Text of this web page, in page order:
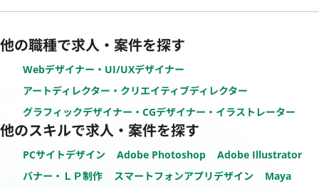
他の職種で求人・案件を探す
Webデザイナー・UI/UXデザイナー
アートディレクター・クリエイティブディレクター
グラフィックデザイナー・CGデザイナー・イラストレーター
他のスキルで求人・案件を探す
PCサイトデザイン Adobe Photoshop
Adobe Illustrator
バナー・ＬＰ制作
スマートフォンアプリデザイン
Maya